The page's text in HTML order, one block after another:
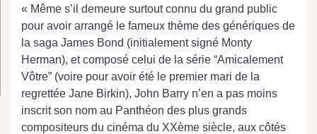
« Même s’il demeure surtout connu du grand public
pour avoir arrangé le fameux thème des génériques de
la saga James Bond (initialement signé Monty
Herman), et composé celui de la série “Amicalement
Vôtre” (voire pour avoir été le premier mari de la
regrettée Jane Birkin), John Barry n’en a pas moins
inscrit son nom au Panthéon des plus grands
compositeurs du cinéma du XXème siècle, aux côtés